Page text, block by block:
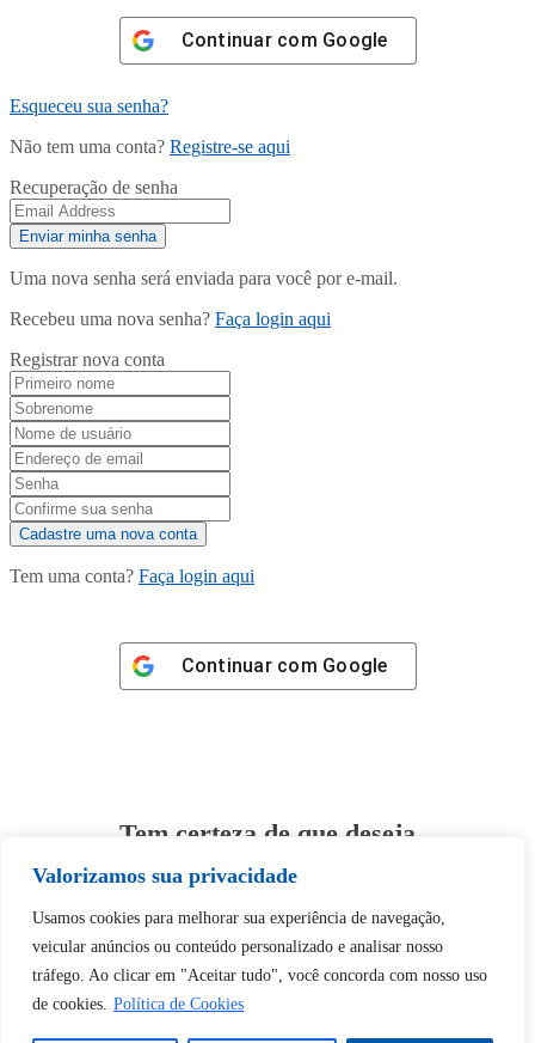
Valorizamos sua privacidade
Usamos cookies para melhorar sua experiência de navegação,
veicular anúncios ou conteúdo personalizado e analisar nosso
tráfego. Ao clicar em "Aceitar tudo", você concorda com nosso uso
de cookies. Política de Cookies
Continuar com Google
Esqueceu sua senha?
Não tem uma conta? Registre-se aqui
Recuperação de senha
Uma nova senha será enviada para você por e-mail.
Recebeu uma nova senha? Faça login aqui
Registrar nova conta
Tem uma conta? Faça login aqui
Continuar com Google
Tem certeza de que deseja
desbloquear esta publicação?
Sim